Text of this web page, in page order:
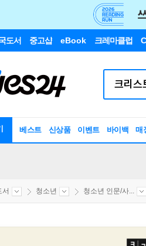
도서 중고샵 eBook 크레마클럽
베스트 신상품 이벤트 바이백 매
서 청소년 청소년 인문/사...